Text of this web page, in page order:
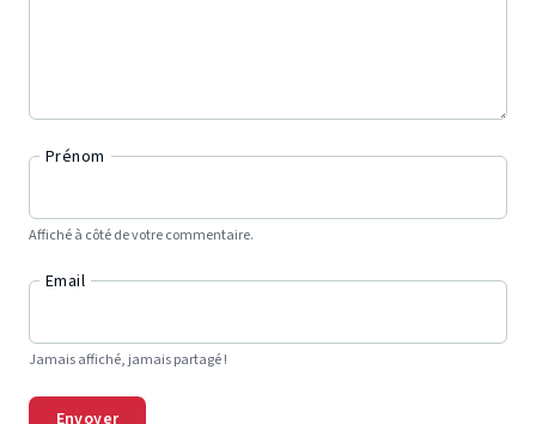
Prénom
Affiché à côté de votre commentaire.
Email
Jamais affiché, jamais partagé !